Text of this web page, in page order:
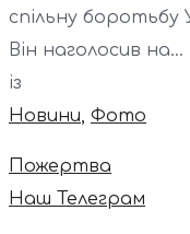
спільну
Він наголосив на...
із
Новини, Фото
Пожертва
Наш Телеграм